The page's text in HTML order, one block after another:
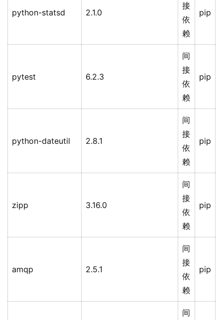
python-statsd 2.1.0
接
依
赖
pip
pytest 6.2.3
间
接
依
赖
pip
python-dateutil 2.8.1
间
接
依
赖
pip
zipp 3.16.0
间
接
依
赖
pip
amqp 2.5.1
间
接
依
赖
pip
间